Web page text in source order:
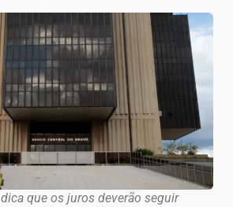
que os juros deverão seguir